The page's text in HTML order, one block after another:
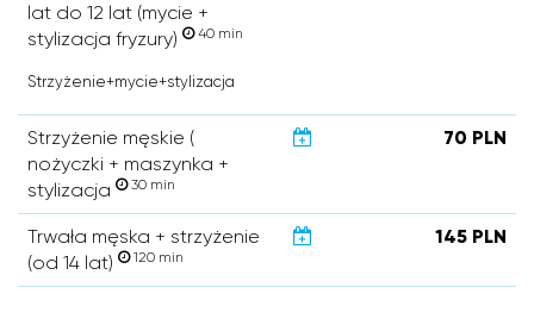
lat do 12 lat (mycie +
stylizacja fryzury)
40 min
Strzyżenie+mycie+stylizacja
Strzyżenie męskie (
nożyczki + maszynka +
stylizacja
30 min
70 PLN
Trwała męska + strzyżenie
(od 14 lat)
120 min
145 PLN